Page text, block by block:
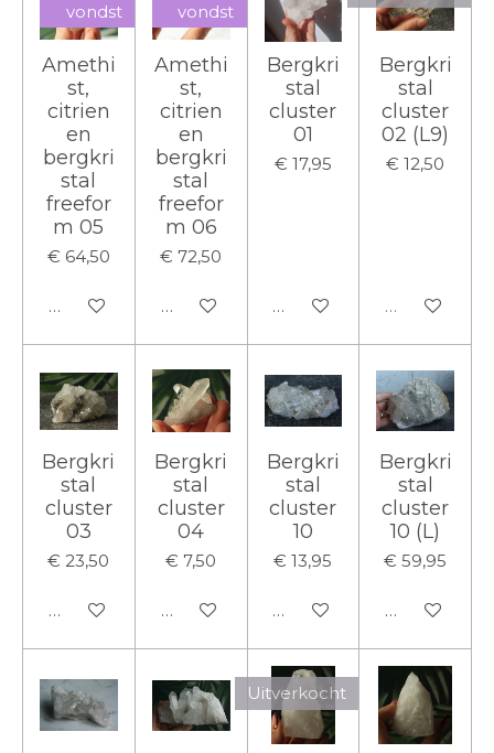
vondst
Amethi
st,
citrien
en
bergkri
stal
freefor
m 05
€ 64,50
In winkelwagen
vondst
Amethi
st,
citrien
en
bergkri
stal
freefor
m 06
€ 72,50
In winkelwagen
Bergkri
stal
cluster
01
€ 17,95
In winkelwagen
Bergkri
stal
cluster
02 (L9)
€ 12,50
Uitverkocht
Bergkri
stal
cluster
03
€ 23,50
In winkelwagen
Bergkri
stal
cluster
04
€ 7,50
In winkelwagen
Bergkri
stal
cluster
10
€ 13,95
In winkelwagen
Bergkri
stal
cluster
10 (L)
€ 59,95
In
Uitverkocht